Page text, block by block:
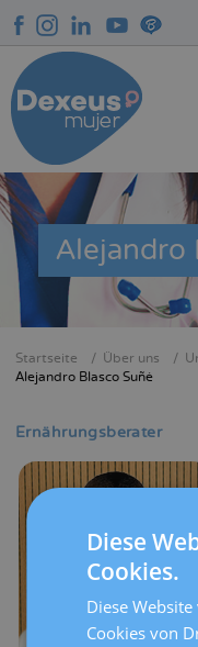
zum
Inhalt
Alejandro
Breadcrumb
Startseite Über uns
Alejandro Blasco Suñé
Ernährungsberater
Diese
Cookies.
Diese
Cookies von